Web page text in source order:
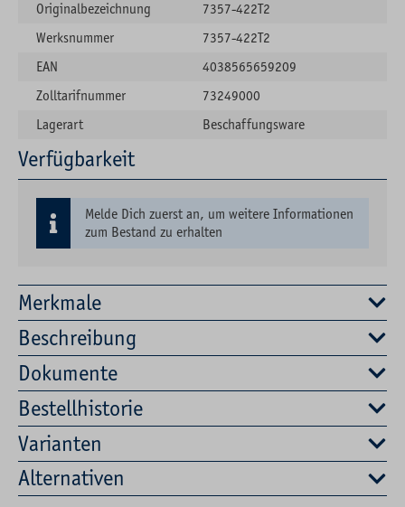
Merkmale
Beschreibung
Dokumente
Bestellhistorie
Varianten
Alternativen
Originalbezeichnung
7357-422T2
Werksnummer
7357-422T2
EAN
4038565659209
Zolltarifnummer
73249000
Lagerart
Beschaffungsware
Verfügbarkeit
Melde Dich zuerst an, um weitere Informationen
zum Bestand zu erhalten